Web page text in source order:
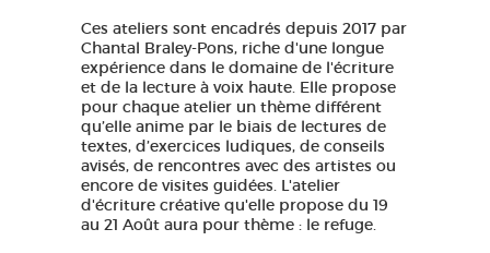
FR
Ces ateliers sont encadrés depuis 2017 par
Chantal Braley-Pons, riche d'une longue
expérience dans le domaine de l'écriture
et de la lecture à voix haute. Elle propose
pour chaque atelier un thème différent
qu’elle anime par le biais de lectures de
textes, d’exercices ludiques, de conseils
avisés, de rencontres avec des artistes ou
encore de visites guidées. L'atelier
d'écriture créative qu'elle propose du 19
au 21 Août aura pour thème : le refuge.